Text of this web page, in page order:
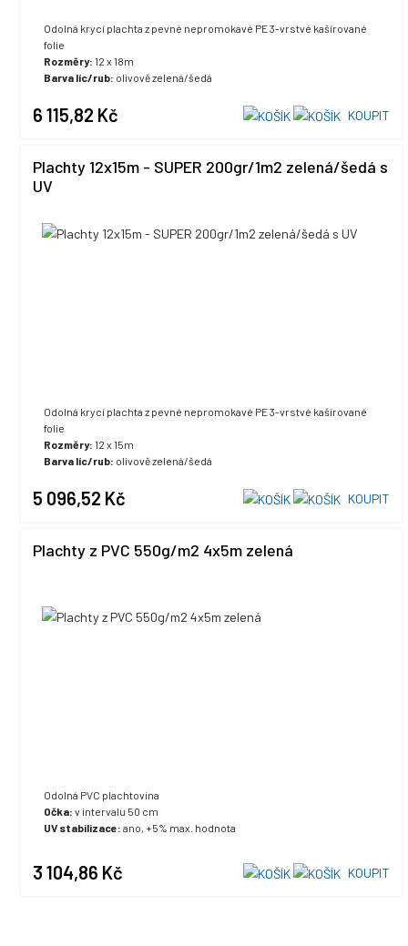
Odolná krycí plachta z pevné nepromokavé PE 3-vrstvé kašírované
folie
Rozměry: 12 x 18m
Barva líc/rub: olivově zelená/šedá
6 115,82 Kč KOUPIT
Plachty 12x15m - SUPER 200gr/1m2 zelená/šedá s
UV
Odolná krycí plachta z pevné nepromokavé PE 3-vrstvé kašírované
folie
Rozměry: 12 x 15m
Barva líc/rub: olivově zelená/šedá
5 096,52 Kč KOUPIT
Plachty z PVC 550g/m2 4x5m zelená
Odolná PVC plachtovina
Očka: v intervalu 50 cm
UV stabilizace: ano, +5% max. hodnota
3 104,86 Kč KOUPIT